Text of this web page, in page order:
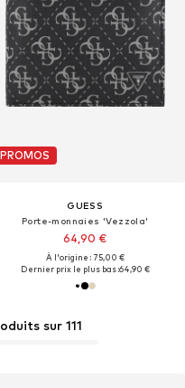
sur 111
PROMOS
GUESS
Porte-monnaies 'Vezzola'
64,90 €
À l'origine : 75,00 €
Dernier prix le plus bas :64,90 €